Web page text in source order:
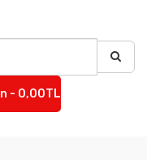
- 0,00TL